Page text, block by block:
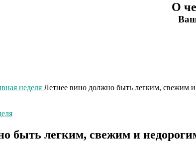
О
неделя Летнее вино должно быть легким, свежим
быть легким, свежим и